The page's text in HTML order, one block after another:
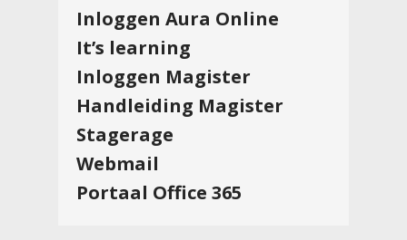
Inloggen Aura Online
It’s learning
Inloggen Magister
Handleiding Magister
Stagerage
Webmail
Portaal Office 365